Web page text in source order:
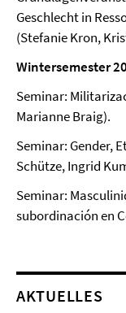
Geschlecht in
(Stefanie Kron,
Wintersemester
Seminar:
Marianne Braig).
Seminar: Gender,
Schütze, Ingrid
Seminar:
subordinación en
AKTUELLES